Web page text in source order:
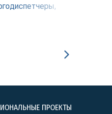
ПРОЕКТЫ